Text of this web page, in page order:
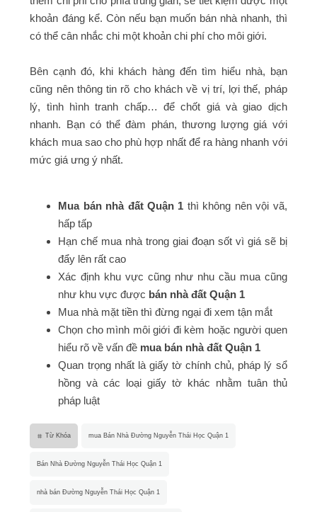
khoản đáng kể. Còn nếu bạn muốn bán nhà nhanh, thì
có thể cân nhắc chi một khoản chi phí cho môi giới.
Bên cạnh đó, khi khách hàng đến tìm hiểu nhà, bạn
cũng nên thông tin rõ cho khách về vị trí, lợi thế, pháp
lý, tình hình tranh chấp… để chốt giá và giao dịch
nhanh. Bạn có thể đàm phán, thương lượng giá với
khách mua sao cho phù hợp nhất để ra hàng nhanh với
mức giá ưng ý nhất.
Mua bán nhà đất Quận 1 thì không nên vội vã,
hấp tấp
Hạn chế mua nhà trong giai đoạn sốt vì giá sẽ bị
đẩy lên rất cao
Xác định khu vực cũng như nhu cầu mua cũng
như khu vực được bán nhà đất Quận 1
Mua nhà mặt tiền thì đừng ngại đi xem tận mắt
Chọn cho mình môi giới đi kèm hoặc người quen
hiểu rõ về vấn đề mua bán nhà đất Quận 1
Quan trọng nhất là giấy tờ chính chủ, pháp lý sổ
hồng và các loại giấy tờ khác nhằm tuân thủ
pháp luật
Từ Khóa mua Bán Nhà Đường Nguyễn Thái Học Quận 1
Bán Nhà Đường Nguyễn Thái Học Quận 1
nhà bán Đường Nguyễn Thái Học Quận 1